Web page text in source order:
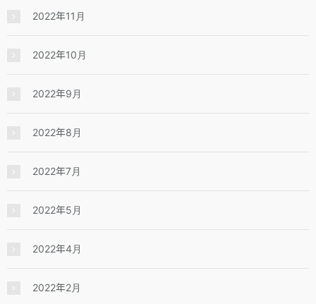
2022年11月
2022年10月
2022年9月
2022年8月
2022年7月
2022年5月
2022年4月
2022年2月